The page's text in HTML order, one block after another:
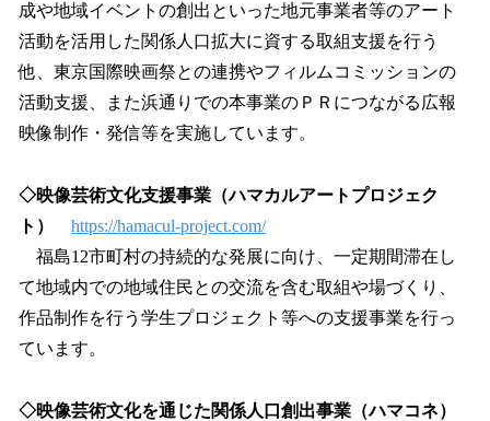
成や地域イベントの創出といった地元事業者等のアート
活動を活用した関係人口拡大に資する取組支援を行う
他、東京国際映画祭との連携やフィルムコミッションの
活動支援、また浜通りでの本事業のＰＲにつながる広報
映像制作・発信等を実施しています。
◇映像芸術文化支援事業（ハマカルアートプロジェク
ト）
https://hamacul-project.com/
福島12市町村の持続的な発展に向け、一定期間滞在し
て地域内での地域住民との交流を含む取組や場づくり、
作品制作を行う学生プロジェクト等への支援事業を行っ
ています。
◇映像芸術文化を通じた関係人口創出事業（ハマコネ）